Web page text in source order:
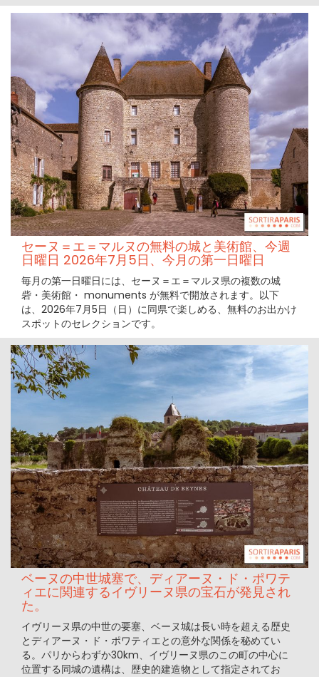
セーヌ＝エ＝マルヌの無料の城と美術館、今週
日曜日 2026年7月5日、今月の第一日曜日
毎月の第一日曜日には、セーヌ＝エ＝マルヌ県の複数の城
砦・美術館・ monuments が無料で開放されます。以下
は、2026年7月5日（日）に同県で楽しめる、無料のお出かけ
スポットのセレクションです。
ベーヌの中世城塞で、ディアーヌ・ド・ポワテ
ィエに関連するイヴリーヌ県の宝石が発見され
た。
イヴリーヌ県の中世の要塞、ベーヌ城は長い時を超える歴史
とディアーヌ・ド・ポワティエとの意外な関係を秘めてい
る。パリからわずか30km、イヴリーヌ県のこの町の中心に
位置する同城の遺構は、歴史的建造物として指定されてお